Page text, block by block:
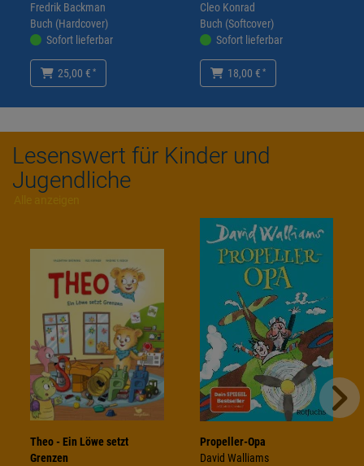
Fredrik Backman
Buch (Hardcover)
Sofort lieferbar
25,00 € *
Cleo Konrad
Buch (Softcover)
Sofort lieferbar
18,00 € *
Lesenswert für Kinder und
Jugendliche
Theo - Ein Löwe setzt
Grenzen
Propeller-Opa
David Walliams